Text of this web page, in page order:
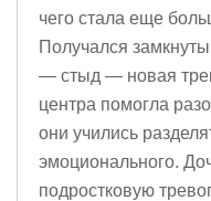
чего стала еще
Получался
— стыд — новая
центра помогла
они учились
эмоционального.
подростковую